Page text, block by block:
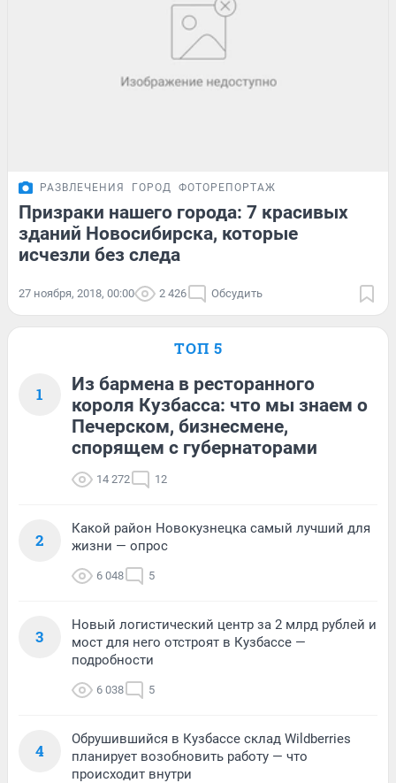
РАЗВЛЕЧЕНИЯ ГОРОД ФОТОРЕПОРТАЖ
Призраки нашего города: 7 красивых
зданий Новосибирска, которые
исчезли без следа
27 ноября, 2018, 00:00 2 426 Обсудить
ТОП 5
1
Из бармена в ресторанного
короля Кузбасса: что мы знаем о
Печерском, бизнесмене,
спорящем с губернаторами
14 272 12
2
Какой район Новокузнецка самый лучший для
жизни — опрос
6 048 5
3
Новый логистический центр за 2 млрд рублей и
мост для него отстроят в Кузбассе —
подробности
6 038 5
4
Обрушившийся в Кузбассе склад Wildberries
планирует возобновить работу — что
происходит внутри